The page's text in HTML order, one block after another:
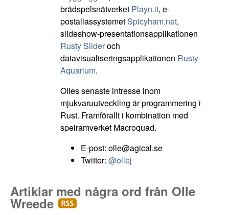
brädspelsnätverket Playn.it, e-
postaliassystemetSpicyham.net,
slideshow-presentationsapplikationen
Rusty Slideroch
datavisualiseringsapplikationen Rusty
Aquarium.
Olles senaste intresse inom
mjukvaruutveckling är programmering i
Rust. Framförallt i kombination med
spelramverket Macroquad.
E-post: olle@agical.se
Twitter: @ollej
Artiklar med några ord från Olle
Wreede